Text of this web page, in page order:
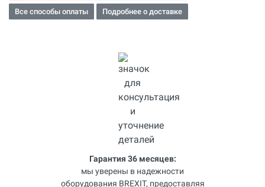
Все способы оплаты Подробнее о доставке
Гарантия 36 месяцев:
мы уверены в надежности
оборудования BREXIT, предоставляя